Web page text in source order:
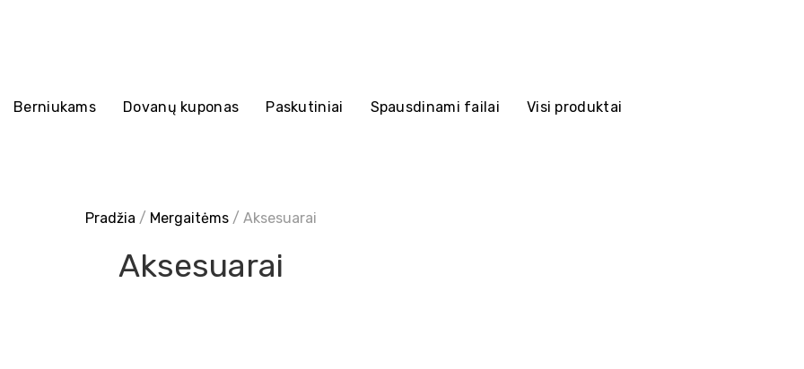
Berniukams Dovanų kuponas Paskutiniai Spausdinami failai Visi produktai
Pradžia / Mergaitėms / Aksesuarai
Aksesuarai